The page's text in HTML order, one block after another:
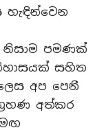
නිසාම පමණක්
සහිත
අප පෙනී
අත්කර